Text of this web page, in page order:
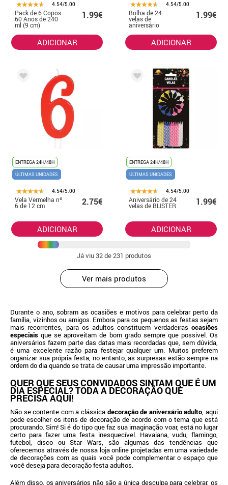
4.54/5.00
Pack de 6 Copos
60 Anos de 240
ml (9 cm)
1.99€
ADICIONAR
4.54/5.00
Bolha de 24
velas de
aniversário
1.99€
ADICIONAR
ENTREGA 24H/48H
ÚLTIMAS UNIDADES
4.54/5.00
Vela Vermelha nº
6 de 12 cm 2.75€
ADICIONAR
ENTREGA 24H/48H
ÚLTIMAS UNIDADES
4.54/5.00
Aniversário de 24
velas de BLISTER 1.99€
ADICIONAR
Já viu32de 231 produtos
Ver mais produtos
Durante o ano, sobram as ocasiões e motivos para celebrar perto da
família, vizinhos ou amigos. Embora para os pequenos as festas sejam
mais recorrentes, para os adultos constituem verdadeiras ocasiões
especiais que se aproveitam de bom grado sempre que possível. Os
aniversários fazem parte das datas mais recordadas que, sem dúvida,
é uma excelente razão para festejar qualquer um. Muitos preferem
organizar sua própria festa, no entanto, as surpresas estão sempre na
ordem do dia quando se trata de causar uma impressão importante.
QUER QUE SEUS CONVIDADOS SINTAM QUE É UM
DIA ESPECIAL? TODA A DECORAÇÃO QUE
PRECISA AQUI!
Não se contente com a clássica decoração de aniversário adulto, aqui
pode escolher os itens de decoração de acordo com o tema que está
procurando. Sim! Si é do tipo que faz sua imaginação voar, está no lugar
certo para fazer uma festa inesquecível. Havaiana, vudu, flamingo,
futebol, disco ou Star Wars, são algumas das tendências que
oferecemos através de nossa loja online projetadas em uma variedade
de decorações com as quais você pode complementar o espaço que
você deseja para decoração festa adultos.
Além disso, os aniversários não são a única desculpa para celebrar, os